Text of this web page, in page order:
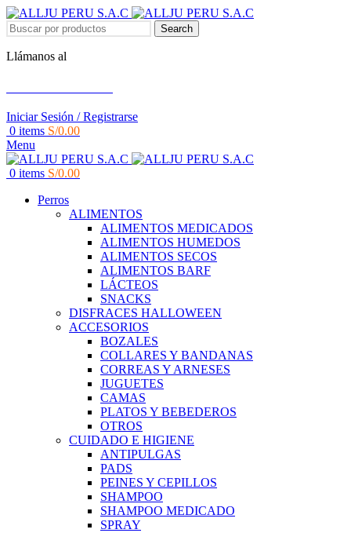
Search
Llámanos al
Iniciar Sesión / Registrarse
0 items S/0.00
Menu
0 items S/0.00
Perros
ALIMENTOS
ALIMENTOS MEDICADOS
ALIMENTOS HUMEDOS
ALIMENTOS SECOS
ALIMENTOS BARF
LÁCTEOS
SNACKS
DISFRACES HALLOWEEN
ACCESORIOS
BOZALES
COLLARES Y BANDANAS
CORREAS Y ARNESES
JUGUETES
CAMAS
PLATOS Y BEBEDEROS
OTROS
CUIDADO E HIGIENE
ANTIPULGAS
PADS
PEINES Y CEPILLOS
SHAMPOO
SHAMPOO MEDICADO
SPRAY